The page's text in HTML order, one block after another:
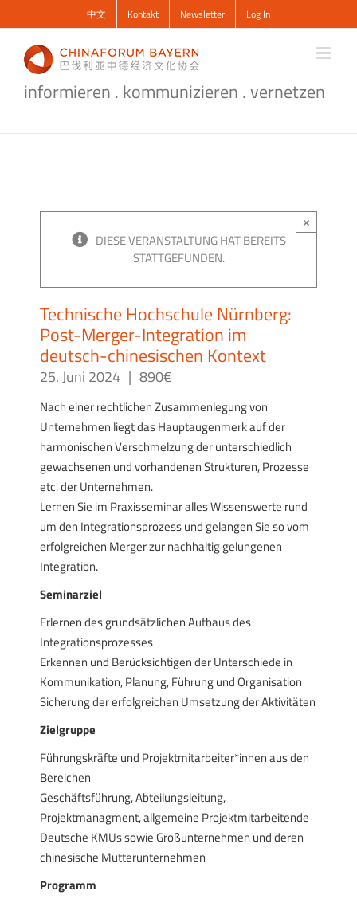
Inhalt
springen
中文 Kontakt Newsletter Log In
informieren . kommunizieren . vernetzen
×
DIESE VERANSTALTUNG HAT BEREITS
STATTGEFUNDEN.
Technische Hochschule Nürnberg:
Post-Merger-Integration im
deutsch-chinesischen Kontext
25. Juni 2024 | 890€
Nach einer rechtlichen Zusammenlegung von
Unternehmen liegt das Hauptaugenmerk auf der
harmonischen Verschmelzung der unterschiedlich
gewachsenen und vorhandenen Strukturen, Prozesse
etc. der Unternehmen.
Lernen Sie im Praxisseminar alles Wissenswerte rund
um den Integrationsprozess und gelangen Sie so vom
erfolgreichen Merger zur nachhaltig gelungenen
Integration.
Seminarziel
Erlernen des grundsätzlichen Aufbaus des
Integrationsprozesses
Erkennen und Berücksichtigen der Unterschiede in
Kommunikation, Planung, Führung und Organisation
Sicherung der erfolgreichen Umsetzung der Aktivitäten
Zielgruppe
Führungskräfte und Projektmitarbeiter*innen aus den
Bereichen
Geschäftsführung, Abteilungsleitung,
Projektmanagment, allgemeine Projektmitarbeitende
Deutsche KMUs sowie Großunternehmen und deren
chinesische Mutterunternehmen
Programm